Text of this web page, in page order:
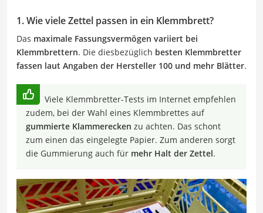
1. Wie viele Zettel passen in ein Klemmbrett?
Das maximale Fassungsvermögen variiert bei
Klemmbrettern. Die diesbezüglich besten Klemmbretter
fassen laut Angaben der Hersteller 100 und mehr Blätter.
Viele Klemmbretter-Tests im Internet empfehlen
zudem, bei der Wahl eines Klemmbrettes auf
gummierte Klammerecken zu achten. Das schont
zum einen das eingelegte Papier. Zum anderen sorgt
die Gummierung auch für mehr Halt der Zettel.